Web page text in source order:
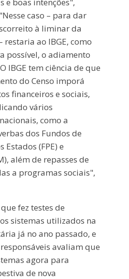
caso – para dar
à liminar da
restaria ao IBGE, como
possível, o adiamento
IBGE tem ciência de que
do Censo imporá
financeiros e sociais,
vários
como a
dos Fundos de
Estados (FPE) e
além de repasses de
a programas sociais",
fez testes de
sistemas utilizados na
já no ano passado, e
avaliam que
agora para
de nova